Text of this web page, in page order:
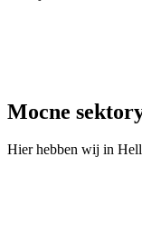
Mocne
Hier hebben wij in